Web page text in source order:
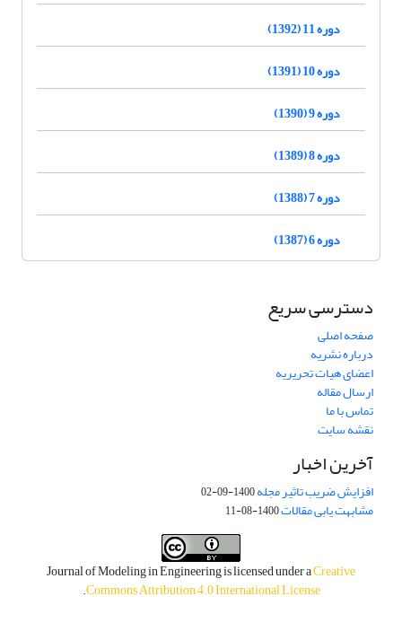
دوره 11 (1392)
دوره 10 (1391)
دوره 9 (1390)
دوره 8 (1389)
دوره 7 (1388)
دوره 6 (1387)
دسترسی سریع
صفحه اصلی
درباره نشریه
اعضای هیات تحریریه
ارسال مقاله
تماس با ما
نقشه سایت
آخرین اخبار
افزایش ضریب تاثیر مجله1400-09-02
مشابهت یابی مقالات1400-08-11
Journal of Modeling in Engineering is licensed under aCreative
Commons Attribution 4.0 International License
.